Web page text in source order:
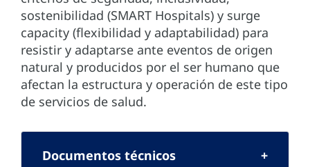
sostenibilidad (SMART Hospitals) y surge
capacity (flexibilidad y adaptabilidad) para
resistir y adaptarse ante eventos de origen
natural y producidos por el ser humano que
afectan la estructura y operación de este tipo
de servicios de salud.
Documentos técnicos